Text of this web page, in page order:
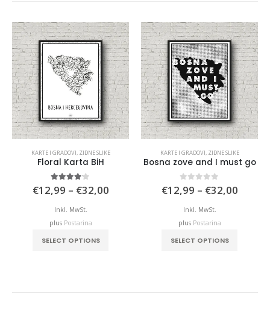
KARTE I GRADOVI, ZIDNE SLIKE
Floral Karta BiH
4.00 out of 5
€12,99 – €32,00Price
Inkl. MwSt.
plus Postarina
SELECT OPTIONS
KARTE I GRADOVI, ZIDNE SLIKE
Bosna zove and I must go
0out of 5
€12,99 – €32,00Price
Inkl. MwSt.
plus Postarina
SELECT OPTIONS